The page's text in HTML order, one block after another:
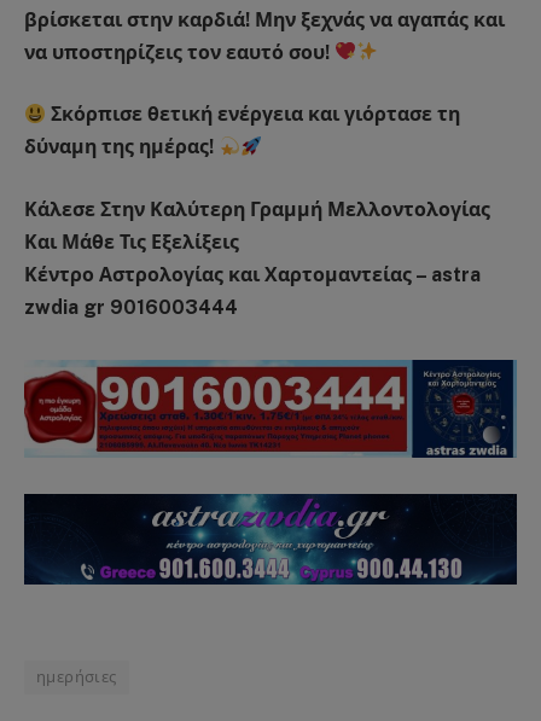
βρίσκεται στην καρδιά! Μην ξεχνάς να αγαπάς και
να υποστηρίζεις τον εαυτό σου!
Σκόρπισε θετική ενέργεια και γιόρτασε τη
δύναμη της ημέρας!
Κάλεσε Στην Καλύτερη Γραμμή Μελλοντολογίας
Και Μάθε Τις Εξελίξεις
Κέντρο Αστρολογίας και Χαρτομαντείας – astra
zwdia gr 9016003444
ημερήσιες